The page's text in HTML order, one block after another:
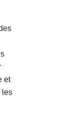
et
les